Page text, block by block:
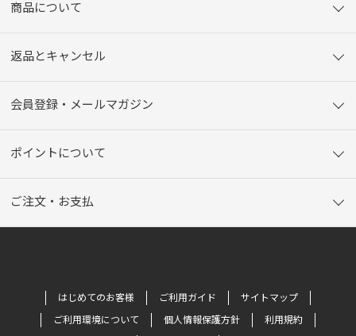
商品について
返品とキャンセル
会員登録・メールマガジン
ポイントについて
ご注文・お支払
はじめてのお客様 ご利用ガイド
サイトマップ
ご利用環境について
個人情報保護方針 利用規約